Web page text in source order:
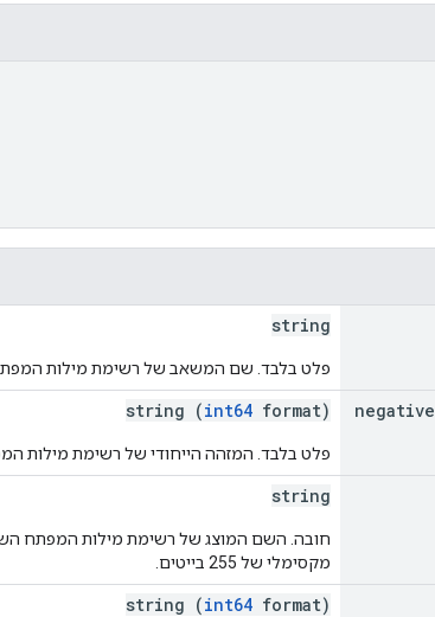
string
פלט בלבד. שם המשאב של רשימת מילות
negative
string (int64 format)
פלט בלבד. המזהה הייחודי של רשימת מילות
string
מקסימלי של 255 בייטים.
string (int64 format)